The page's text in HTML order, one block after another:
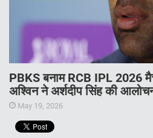
PBKS बनाम RCB IPL 2026
अश्विन ने अर्शदीप सिंह की
May 19, 2026